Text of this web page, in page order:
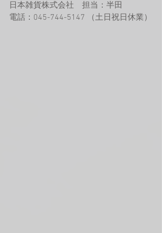
日本雑貨株式会社　担当：半田
電話：045-744-5147 （土日祝日休業）